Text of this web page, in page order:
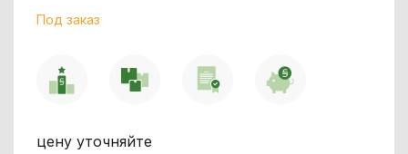
Под заказ
цену уточняйте